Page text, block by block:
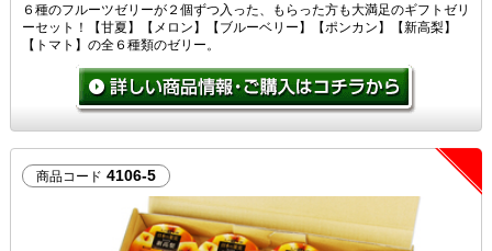
６種のフルーツゼリーが２個ずつ入った、もらった方も大満足のギフトゼリ
ーセット！【甘夏】【メロン】【ブルーベリー】【ポンカン】【新高梨】
【トマト】の全６種類のゼリー。
商品コード 4106-5